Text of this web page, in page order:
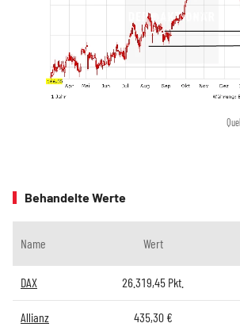
Behandelte Werte
Name Wert
DAX 26.319,45 Pkt.
Allianz 435,30€